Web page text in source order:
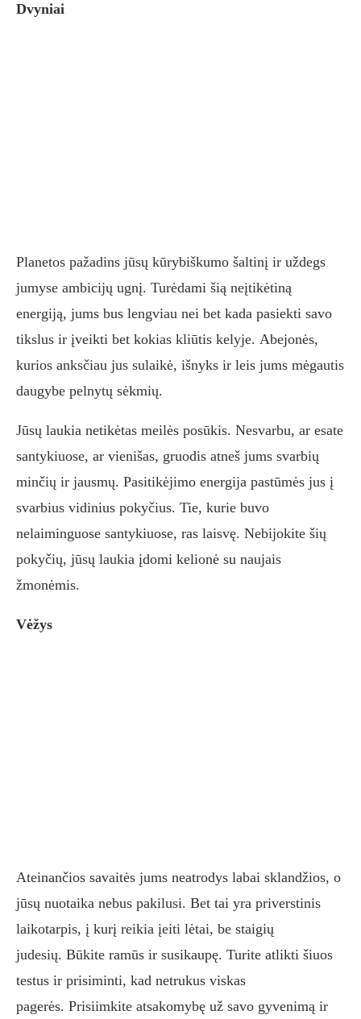
Dvyniai
Planetos pažadins jūsų kūrybiškumo šaltinį ir uždegs
jumyse ambicijų ugnį. Turėdami šią neįtikėtiną
energiją, jums bus lengviau nei bet kada pasiekti savo
tikslus ir įveikti bet kokias kliūtis kelyje. Abejonės,
kurios anksčiau jus sulaikė, išnyks ir leis jums mėgautis
daugybe pelnytų sėkmių.
Jūsų laukia netikėtas meilės posūkis. Nesvarbu, ar esate
santykiuose, ar vienišas, gruodis atneš jums svarbių
minčių ir jausmų. Pasitikėjimo energija pastūmės jus į
svarbius vidinius pokyčius. Tie, kurie buvo
nelaiminguose santykiuose, ras laisvę. Nebijokite šių
pokyčių, jūsų laukia įdomi kelionė su naujais
žmonėmis.
Vėžys
Ateinančios savaitės jums neatrodys labai sklandžios, o
jūsų nuotaika nebus pakilusi. Bet tai yra priverstinis
laikotarpis, į kurį reikia įeiti lėtai, be staigių
judesių. Būkite ramūs ir susikaupę. Turite atlikti šiuos
testus ir prisiminti, kad netrukus viskas
pagerės. Prisiimkite atsakomybę už savo gyvenimą ir